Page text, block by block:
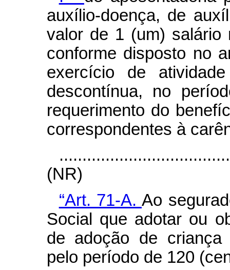
auxílio-doença, de
valor de 1 (um) salário
conforme disposto no
exercício de
descontínua, no
requerimento do
correspondentes à
(NR)
“Art. 71-A. Ao
Social que adotar ou
de adoção de criança
pelo período de 120